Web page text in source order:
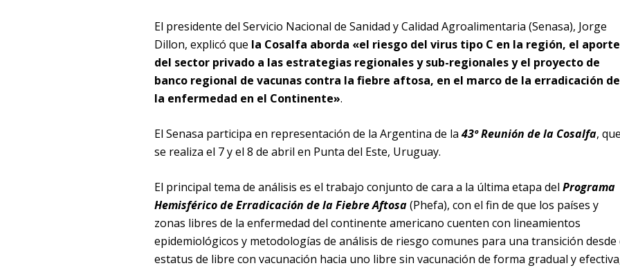
El presidente del Servicio Nacional de Sanidad y Calidad Agroalimentaria (Senasa), Jorge
Dillon, explicó que la Cosalfa aborda «el riesgo del virus tipo C en la región, el aporte
del sector privado a las estrategias regionales y sub-regionales y el proyecto de
banco regional de vacunas contra la fiebre aftosa, en el marco de la erradicación de
la enfermedad en el Continente».
El Senasa participa en representación de la Argentina de la43º Reunión de la Cosalfa, que
se realiza el 7 y el 8 de abril en Punta del Este, Uruguay.
El principal tema de análisis es el trabajo conjunto de cara a la última etapa del Programa
Hemisférico de Erradicación de la Fiebre Aftosa (Phefa), con el fin de que los países y
zonas libres de la enfermedad del continente americano cuenten con lineamientos
epidemiológicos y metodologías de análisis de riesgo comunes para una transición desde
estatus de libre con vacunación hacia uno libre sin vacunación de forma gradual y